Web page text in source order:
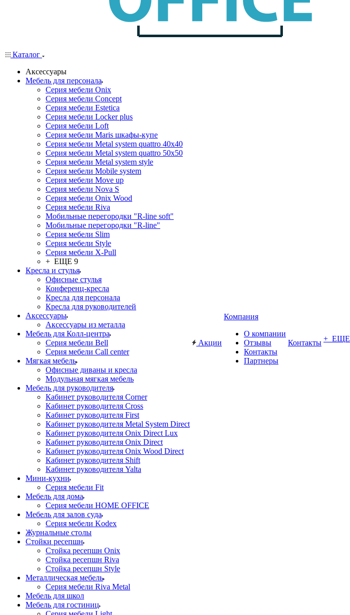
Каталог
Аксессуары
Мебель для персонала
Серия мебели Onix
Серия мебели Concept
Серия мебели Estetica
Серия мебели Locker plus
Серия мебели Loft
Серия мебели Maris шкафы-купе
Серия мебели Metal system quattro 40x40
Серия мебели Metal system quattro 50x50
Серия мебели Metal system style
Серия мебели Mobile system
Серия мебели Move up
Серия мебели Nova S
Серия мебели Onix Wood
Серия мебели Riva
Мобильные перегородки "R-line soft"
Мобильные перегородки "R-line"
Серия мебели Slim
Серия мебели Style
Серия мебели X-Pull
+ ЕЩЕ 9
Кресла и стулья
Офисные стулья
Конференц-кресла
Кресла для персонала
Кресла для руководителей
Аксессуары
Аксессуары из металла
Мебель для Колл-центра
Серия мебели Bell
Серия мебели Call center
Мягкая мебель
Офисные диваны и кресла
Модульная мягкая мебель
Мебель для руководителя
Кабинет руководителя Corner
Кабинет руководителя Cross
Кабинет руководителя First
Кабинет руководителя Metal System Direct
Кабинет руководителя Onix Direct Lux
Кабинет руководителя Onix Direct
Кабинет руководителя Onix Wood Direct
Кабинет руководителя Shift
Кабинет руководителя Yalta
Мини-кухни
Серия мебели Fit
Мебель для дома
Серия мебели HOME OFFICE
Мебель для залов суда
Серия мебели Kodex
Журнальные столы
Стойки ресепшн
Стойка ресепшн Onix
Стойка ресепшн Riva
Стойка ресепшн Style
Металлическая мебель
Серия мебели Riva Metal
Мебель для школ
Мебель для гостиниц
Акции
Компания
О компании
Отзывы
Контакты
Партнеры
Контакты + ЕЩЕ